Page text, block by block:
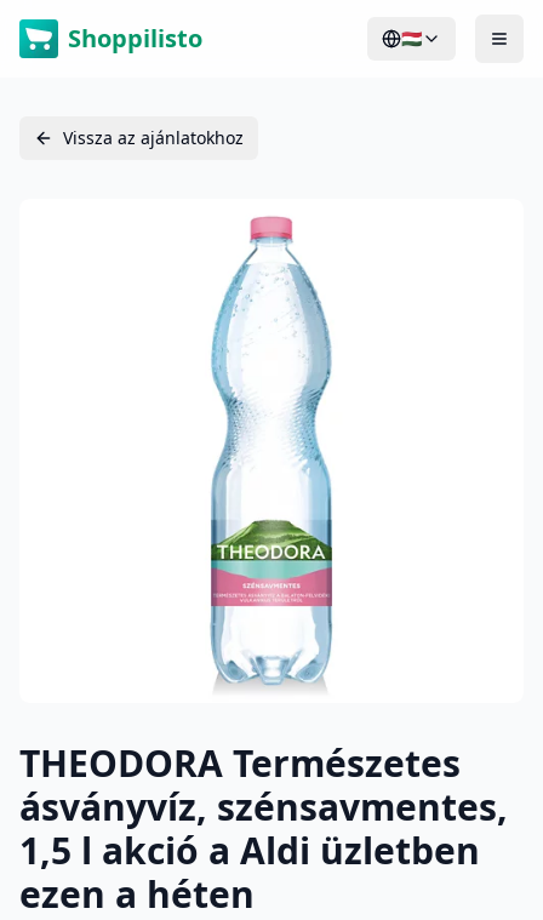
Shoppilisto 🇭🇺
Vissza az ajánlatokhoz
THEODORA Természetes
ásványvíz, szénsavmentes,
1,5 l akció a Aldi üzletben
ezen a héten